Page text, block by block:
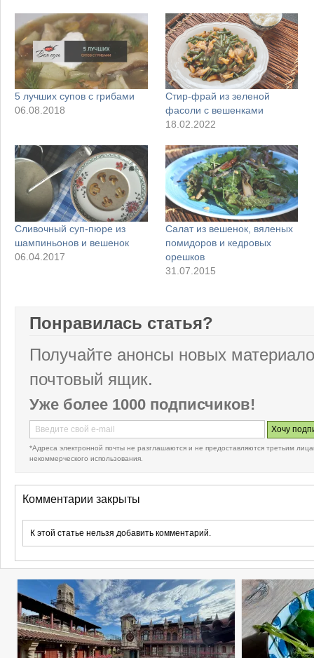
5 лучших супов с грибами
06.08.2018
Стир-фрай из зеленой
фасоли с вешенками
18.02.2022
Сливочный суп-пюре из
шампиньонов и вешенок
06.04.2017
Салат из вешенок, вяленых
помидоров и кедровых
орешков
31.07.2015
Понравилась статья?
Получайте анонсы новых
почтовый ящик.
Уже более 1000 подписчиков!
*Адреса электронной почты не разглашаются и не предоставляются третьим
некоммерческого использования.
Комментарии закрыты
К этой статье нельзя добавить комментарий.